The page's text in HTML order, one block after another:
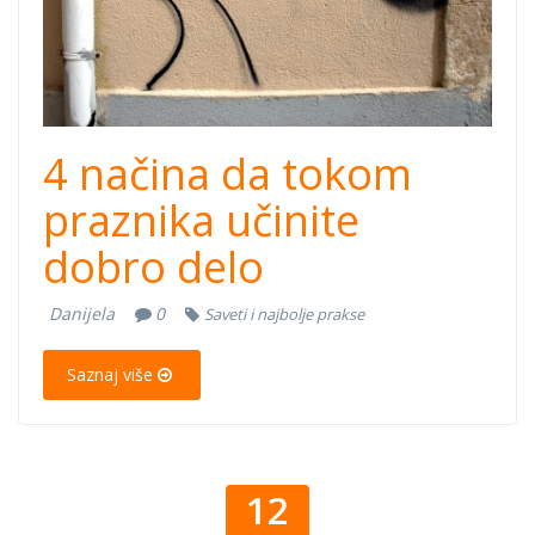
4 načina da tokom
praznika učinite
dobro delo
Danijela 0 Saveti i najbolje prakse
Saznaj više
12